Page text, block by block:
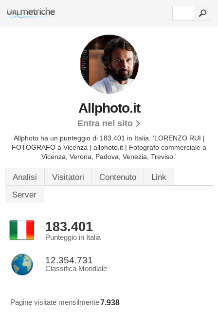
Allphoto.it
Entra nel sito
Allphoto ha un punteggio di 183.401 in Italia. 'LORENZO RUI |
FOTOGRAFO a Vicenza | allphoto.it | Fotografo commerciale a
Vicenza, Verona, Padova, Venezia, Treviso.'
Analisi Visitatori Contenuto
Link
Server
183.401
Punteggio in Italia
12.354.731
Classifica Mondiale
Pagine visitate mensilmente7.938